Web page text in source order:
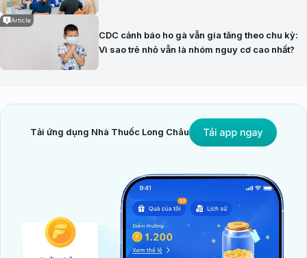
Article
CDC cảnh báo ho gà vẫn gia tăng theo chu kỳ:
Vì sao trẻ nhỏ vẫn là nhóm nguy cơ cao nhất?
Tải ứng dụng Nhà Thuốc Long Châu